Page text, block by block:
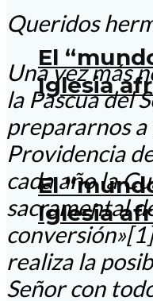
El
Iglesia
El
Iglesia
Queridos
Una vez más
la Pascua del
prepararnos
Providencia
cada año la
sacramental
realiza la
Señor con